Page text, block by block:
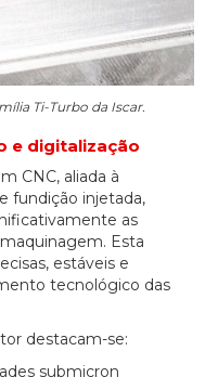
Ti-Turbo da Iscar.
e digitalização
CNC, aliada à
fundição injetada,
as
Esta
estáveis e
tecnológico das
destacam-se:
submicron